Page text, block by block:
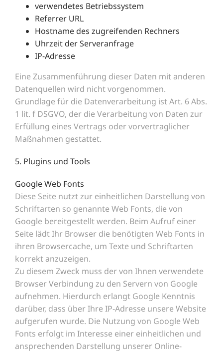
verwendetes Betriebssystem
Referrer URL
Hostname des zugreifenden Rechners
Uhrzeit der Serveranfrage
IP-Adresse
Eine Zusammenführung dieser Daten mit anderen
Datenquellen wird nicht vorgenommen.
Grundlage für die Datenverarbeitung ist Art. 6 Abs.
1 lit. f DSGVO, der die Verarbeitung von Daten zur
Erfüllung eines Vertrags oder vorvertraglicher
Maßnahmen gestattet.
5. Plugins und Tools
Google Web Fonts
Diese Seite nutzt zur einheitlichen Darstellung von
Schriftarten so genannte Web Fonts, die von
Google bereitgestellt werden. Beim Aufruf einer
Seite lädt Ihr Browser die benötigten Web Fonts in
ihren Browsercache, um Texte und Schriftarten
korrekt anzuzeigen.
Zu diesem Zweck muss der von Ihnen verwendete
Browser Verbindung zu den Servern von Google
aufnehmen. Hierdurch erlangt Google Kenntnis
darüber, dass über Ihre IP-Adresse unsere Website
aufgerufen wurde. Die Nutzung von Google Web
Fonts erfolgt im Interesse einer einheitlichen und
ansprechenden Darstellung unserer Online-